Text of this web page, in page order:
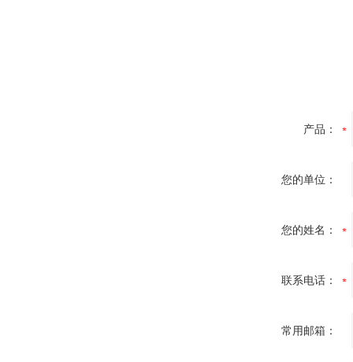
产品：
您的单位：
您的姓名：
联系电话：
常用邮箱：